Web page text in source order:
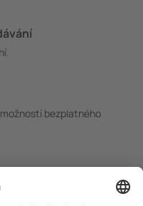
bezplatného
pro přihlášené